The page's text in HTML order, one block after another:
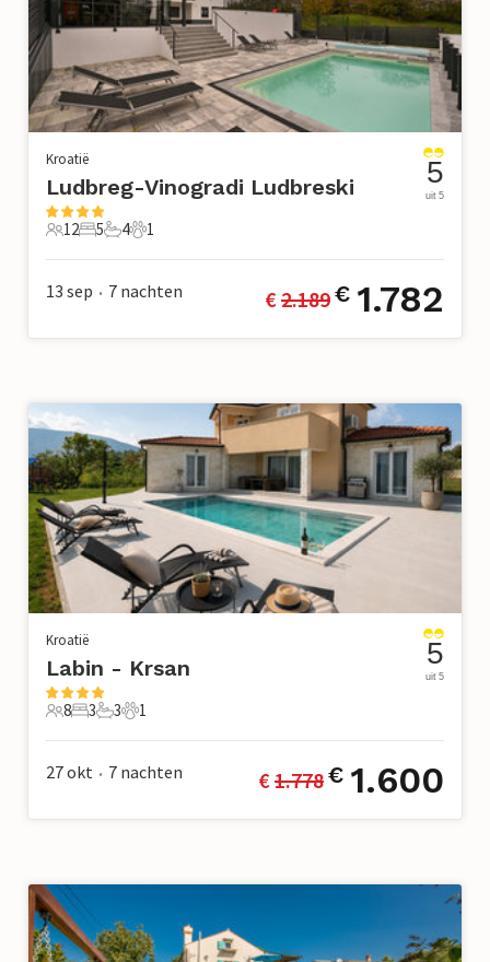
Kroatië
Ludbreg-Vinogradi Ludbreski
12 Gasten
12
5 Slaapkamers
5
4 Badkamers
4
1 Huisdier
1
5
uit 5
13 sep • 7 nachten € 2.189€ 1.782
Kroatië
Labin - Krsan
8 Gasten
8
3 Slaapkamers
3
3 Badkamers
3
1 Huisdier
1
5
uit 5
27 okt • 7 nachten € 1.778€ 1.600